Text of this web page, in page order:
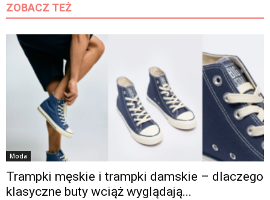
ZOBACZ TEŻ
Moda
Trampki męskie i trampki damskie – dlaczego
klasyczne buty wciąż wyglądają...